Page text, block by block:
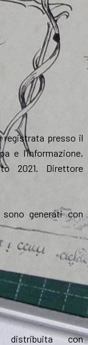
presso il
e l’informazione,
2021. Direttore
generati con
con